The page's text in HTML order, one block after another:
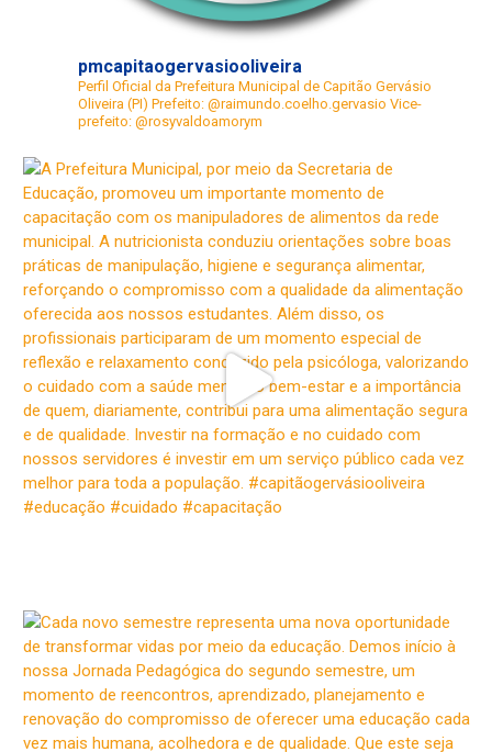
pmcapitaogervasiooliveira
Perfil Oficial da Prefeitura Municipal de Capitão Gervásio
Oliveira (PI) Prefeito: @raimundo.coelho.gervasio Vice-
prefeito: @rosyvaldoamorym